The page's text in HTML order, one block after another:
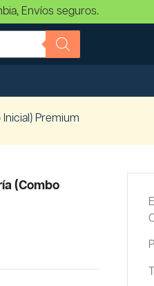
Envíos seguros.
Premium
(Combo